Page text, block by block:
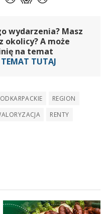
wydarzenia? Masz
okolicy? A może
na temat
TUTAJ
REGION
RENTY